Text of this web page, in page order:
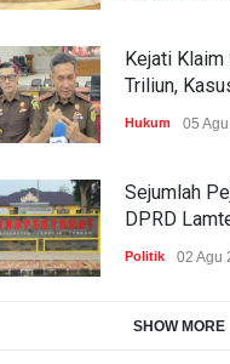
Kejati Klaim
Triliun,
Hukum 05
Sejumlah
DPRD
Politik 02 Agu
SHOW MORE